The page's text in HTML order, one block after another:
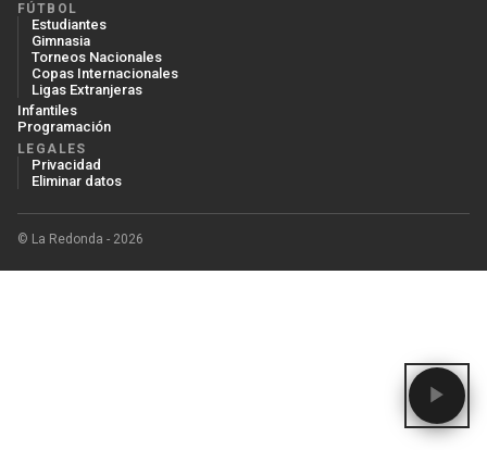
FÚTBOL
Estudiantes
Gimnasia
Torneos Nacionales
Copas Internacionales
Ligas Extranjeras
Infantiles
Programación
LEGALES
Privacidad
Eliminar datos
© La Redonda - 2026